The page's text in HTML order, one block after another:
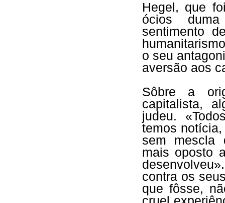
Hegel, que
ócios
sentimento
o seu
aversão aos
Sôbre a
capitalista,
judeu.
temos
sem mescla
mais oposto
contra os
que fôsse,